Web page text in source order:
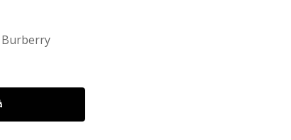
Burberry